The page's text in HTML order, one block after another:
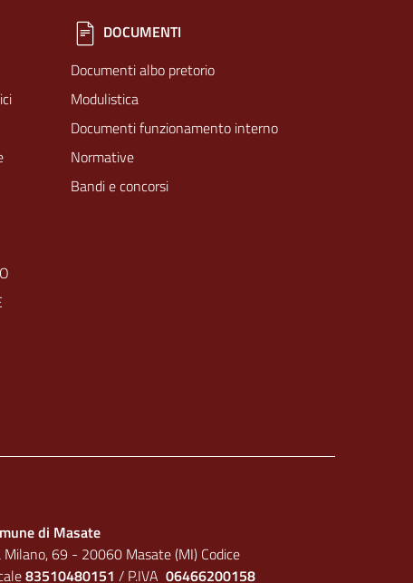
DOCUMENTI
Documenti albo pretorio
Modulistica
Documenti funzionamento interno
Normative
Bandi e concorsi
di Masate
Milano, 69 - 20060 Masate (MI) Codice
83510480151 / P.IVA 06466200158